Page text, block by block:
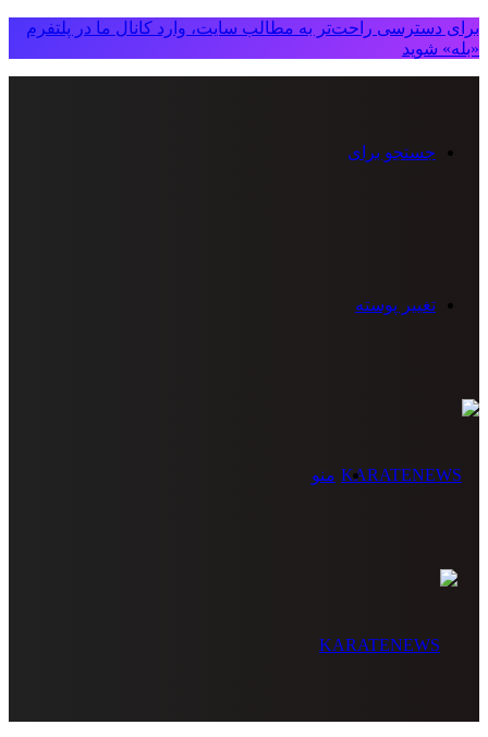
برای دسترسی راحت‌تر به مطالب سایت، وارد کانال ما در پلتفرم
«بله» شوید
جستجو برای
تغییر پوسته
منو